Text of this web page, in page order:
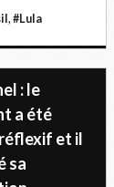
, #Lula
: le
a été
et il
sa